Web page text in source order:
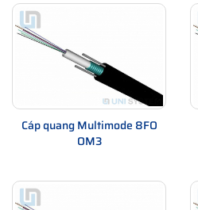
Cáp quang Multimode 8FO
OM3